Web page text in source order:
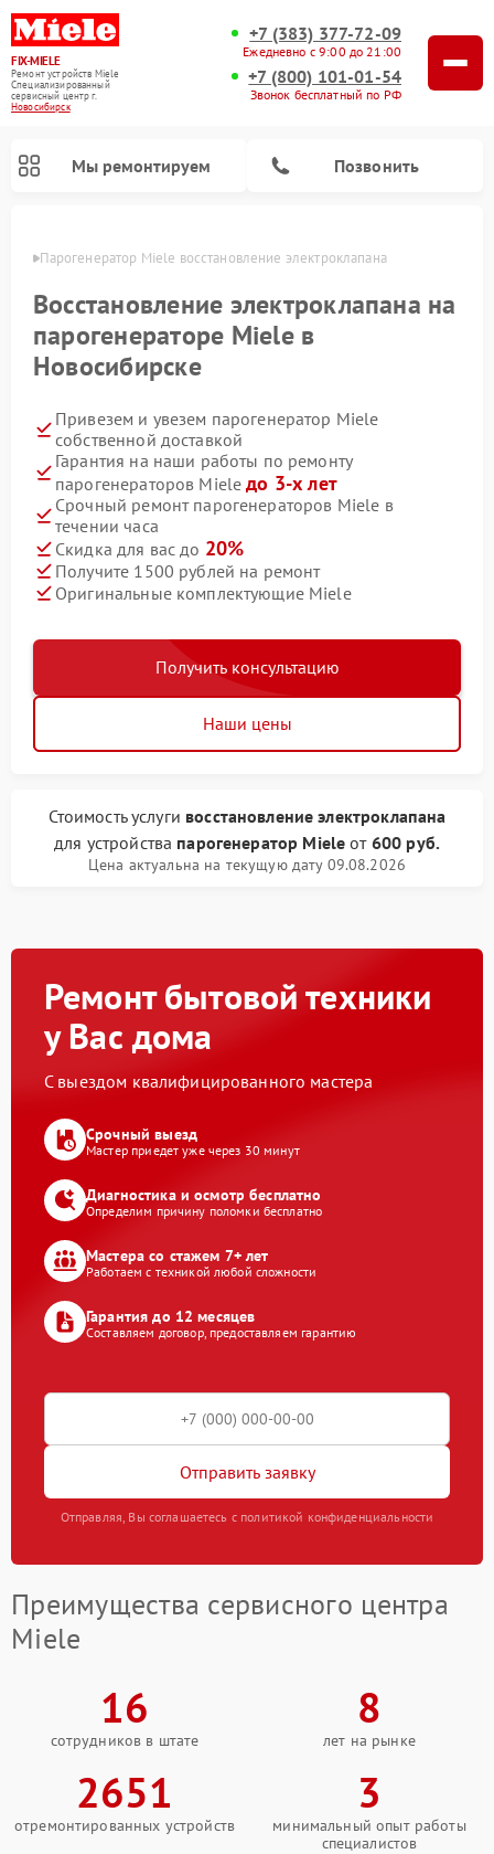
FIX-MIELE
Ремонт устройств Miele
Специализированный
cервисный центр г.
Новосибирск
+7 (383) 377-72-09
Ежедневно с 9:00 до 21:00
+7 (800) 101-01-54
Звонок бесплатный по РФ
Мы ремонтируем Позвонить
Парогенератор Miele восстановление электроклапана
Восстановление электроклапана на
парогенераторе Miele в
Новосибирске
Привезем и увезем парогенератор Miele
собственной доставкой
Гарантия на наши работы по ремонту
парогенераторов Mieleдо 3-х лет
Срочный ремонт парогенераторов Miele в
течении часа
Скидка для вас до 20%
Получите 1500 рублей на ремонт
Оригинальные комплектующие Miele
Получить консультацию
Наши цены
Стоимость услуги восстановление электроклапана
для устройства парогенератор Miele от 600 руб.
Цена актуальна на текущую дату 09.08.2026
Ремонт бытовой техники
у Вас дома
С выездом квалифицированного мастера
Срочный выезд
Мастер приедет уже через 30 минут
Диагностика и осмотр бесплатно
Определим причину поломки бесплатно
Мастера со стажем 7+ лет
Работаем с техникой любой сложности
Гарантия до 12 месяцев
Составляем договор, предоставляем гарантию
Отправить заявку
Отправляя, Вы соглашаетесь с политикой конфиденциальности
Преимущества сервисного центра
Miele
16
сотрудников в штате
8
лет на рынке
2651
отремонтированных устройств
3
минимальный опыт работы
специалистов